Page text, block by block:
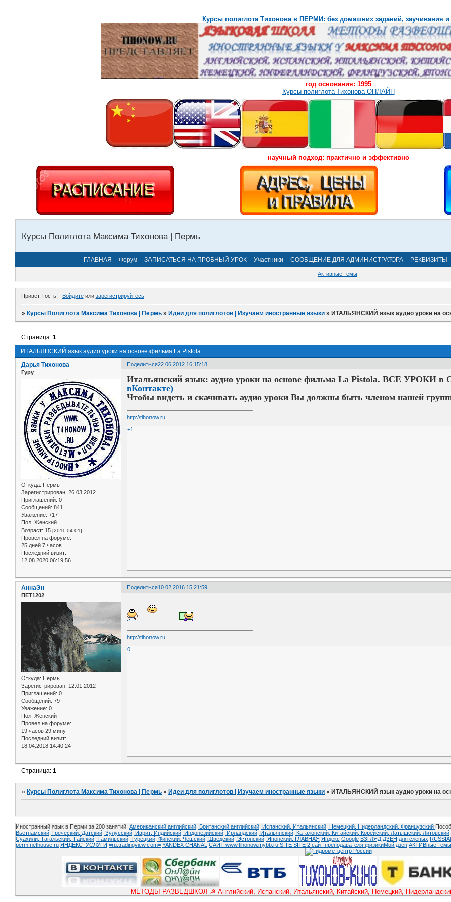
Курсы полиглота Тихонова в ПЕРМИ: без домашних заданий, заучивания и
год основания: 1995
Курсы полиглота Тихонова ОНЛАЙН
научный подход: практично и эффективно
Курсы Полиглота Максима Тихонова | Пермь
ГЛАВНАЯ Форум ЗАПИСАТЬСЯ НА ПРОБНЫЙ УРОК Участники СООБЩЕНИЕ ДЛЯ АДМИНИСТРАТОРА РЕКВИЗИТЫ
Активные темы
Привет, Гость! Войдитеили зарегистрируйтесь.
»Курсы Полиглота Максима Тихонова | Пермь »Идеи для полиглотов | Изучаем иностранные языки »ИТАЛЬЯНСКИЙ язык аудио уроки на
ИТАЛЬЯНСКИЙ язык аудио уроки на основе фильма La Pistola
Страница:1
Поделиться22.06.2012 16:15:18
Дарья Тихонова
Гуру
Откуда: Пермь
Зарегистрирован: 26.03.2012
Приглашений: 0
Сообщений: 841
Уважение: +17
Пол: Женский
Возраст: 15 [2011-04-01]
Провел на форуме:
25 дней 7 часов
Последний визит:
12.08.2020 06:19:56
Итальянский язык: аудио уроки на основе фильма La Pistola. ВСЕ УРОКИ
вКонтакте)
Чтобы видеть и скачивать аудио уроки Вы должны быть членом нашей
http://tihonow.ru
+1
Поделиться10.02.2016 15:21:59
АннаЭн
ПЕТ1202
Откуда: Пермь
Зарегистрирован: 12.01.2012
Приглашений: 0
Сообщений: 79
Уважение: 0
Пол: Женский
Провел на форуме:
19 часов 29 минут
Последний визит:
18.04.2018 14:40:24
http://tihonow.ru
0
Страница:1
» Курсы Полиглота Максима Тихонова | Пермь » Идеи для полиглотов | Изучаем иностранные языки » ИТАЛЬЯНСКИЙ язык аудио уроки на
Иностранный язык в Перми за 200 занятий: Американский английский, Британский английский, Испанский, Итальянский, Немецкий, Нидерландский, Французский
Вьетнамский,
Греческий, Датский, Зулусский, Иврит, Индийский, Индонезийский, Ирландский, Итальянский, Каталонский, Китайский, Корейский, Латышский,
Суахили, Тагальский, Тайский, Тамильский, Турецкий, Финский, Чешский, Шведский, Эстонский, Японский. ГЛАВНАЯ Яндекс Google ВЗГЛЯД ДЗЕН для слепых
perm.nethouse.ru ЯНДЕКС_УСЛУГИ =ru.tradingview.com= YANDEX CHANAL САЙТ www.tihonow.mybb.ru SITE SITE 2 сайт преподавателя физикиМой дзен АКТИВные темы
МЕТОДЫ РАЗВЕДШКОЛ ☭ Английский, Испанский, Итальянский, Китайский, Немецкий,